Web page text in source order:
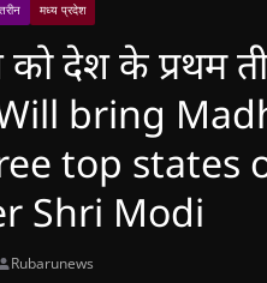
मध्य प्रदेश
देश के प्रथम
Will bring
top states
Shri Modi
Rubarunews